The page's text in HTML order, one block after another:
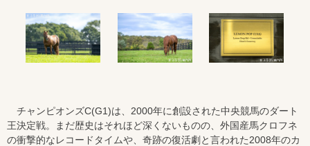
チャンピオンズC(G1)は、2000年に創設された中央競馬のダート
王決定戦。まだ歴史はそれほど深くないものの、外国産馬クロフネ
の衝撃的なレコードタイムや、奇跡の復活劇と言われた2008年のカ